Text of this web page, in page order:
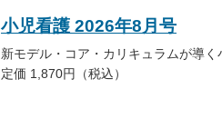
小児看護 2026年8月号
新モデル・コア・カリキュラムが導
定価 1,870円（税込）